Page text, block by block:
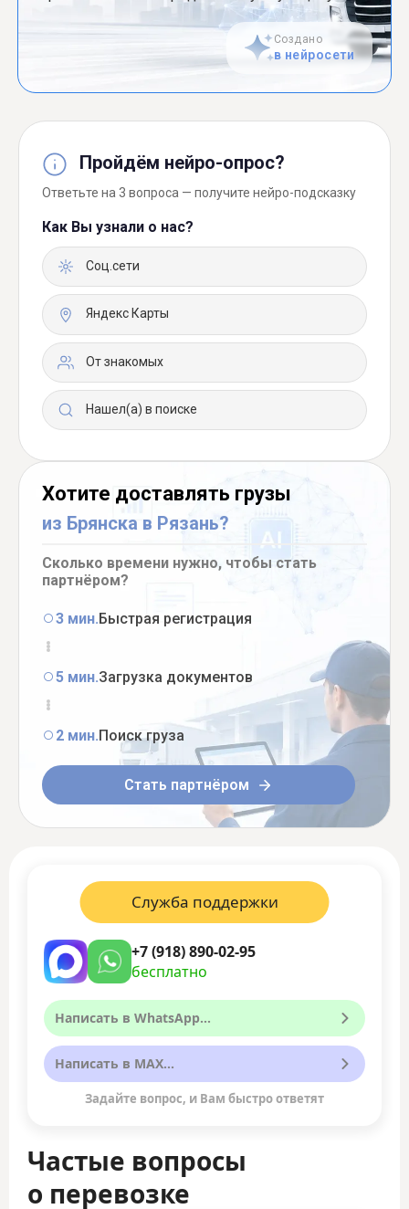
Создано
в нейросети
Пройдём нейро-опрос?
Ответьте на 3 вопроса — получите нейро-подсказку
Как Вы узнали о нас?
Соц.сети
Яндекс Карты
От знакомых
Нашел(а) в поиске
Хотите доставлять грузы
из Брянска в Рязань?
Сколько времени нужно, чтобы стать
партнёром?
3 мин.Быстрая регистрация
5 мин.Загрузка документов
2 мин.Поиск груза
Стать партнёром
Частые вопросы
о перевозке
Служба поддержки
+7 (918) 890-02-95
бесплатно
Написать в WhatsApp...
Написать в MAX...
Задайте вопрос, и Вам быстро ответят